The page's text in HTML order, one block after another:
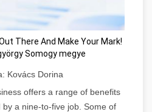
There And Make Your Mark!
Somogy megye
Kovács Dorina
offers a range of benefits
a nine-to-five job. Some of